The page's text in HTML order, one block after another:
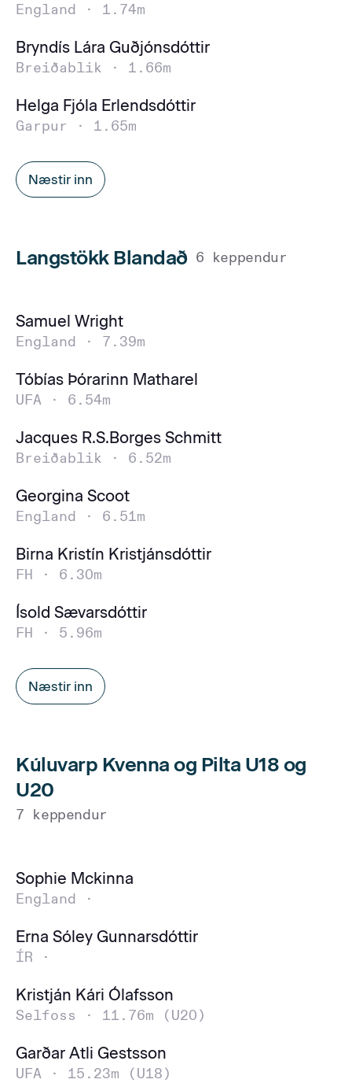
England · 1.74m
Bryndís Lára Guðjónsdóttir
Breiðablik · 1.66m
Helga Fjóla Erlendsdóttir
Garpur · 1.65m
Næstir inn
Langstökk Blandað 6 keppendur
Samuel Wright
England · 7.39m
Tóbías Þórarinn Matharel
UFA · 6.54m
Jacques R.S.Borges Schmitt
Breiðablik · 6.52m
Georgina Scoot
England · 6.51m
Birna Kristín Kristjánsdóttir
FH · 6.30m
Ísold Sævarsdóttir
FH · 5.96m
Næstir inn
Kúluvarp Kvenna og Pilta U18 og
U20
7 keppendur
Sophie Mckinna
England ·
Erna Sóley Gunnarsdóttir
ÍR ·
Kristján Kári Ólafsson
Selfoss · 11.76m (U20)
Garðar Atli Gestsson
UFA · 15.23m (U18)